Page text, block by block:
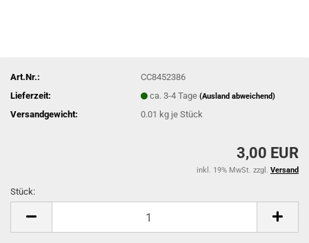
Art.Nr.:
CC8452386
Lieferzeit:
ca. 3-4 Tage(Ausland abweichend)
Versandgewicht: 0.01 kg je Stück
3,00 EUR
inkl. 19% MwSt. zzgl. Versand
Stück: